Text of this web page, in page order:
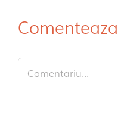
Comenteaza
Comment